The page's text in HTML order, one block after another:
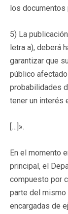
los documentos
5) La
letra a), deberá
garantizar que
público
probabilidades
tener un interés
[…]».
En el momento
principal, el
compuesto por
parte del mismo
encargadas de